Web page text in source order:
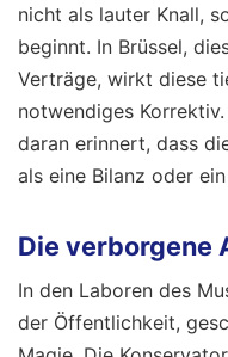
nicht als lauter Knall,
beginnt. In Brüssel,
Verträge, wirkt diese
notwendiges
daran erinnert, dass
als eine Bilanz oder
Die verborgene
In den Laboren des
der Öffentlichkeit,